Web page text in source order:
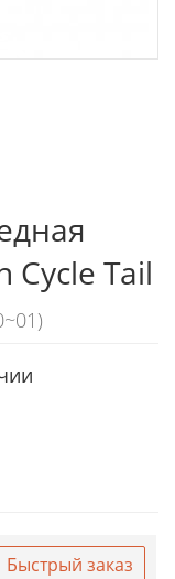
Cycle Tail
Быстрый заказ